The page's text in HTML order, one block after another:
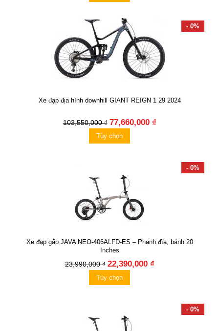
- 0%
Xe đạp địa hình downhill GIANT REIGN 1 29 2024
103,550,000 ₫ 77,660,000 ₫
Tùy chọn
- 0%
Xe đạp gấp JAVA NEO-406ALFD-ES – Phanh đĩa, bánh 20
Inches
23,990,000 ₫ 22,390,000 ₫
Tùy chọn
- 0%